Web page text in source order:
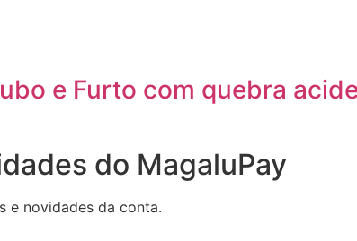
e Furto com quebra
do MagaluPay
e novidades da conta.